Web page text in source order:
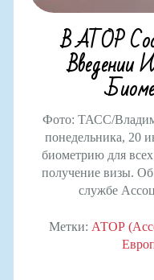
В АТОР
Введении
Фото: ТАСС/
понедельника, 20
биометрию для
получение визы.
службе
Метки: АТОР